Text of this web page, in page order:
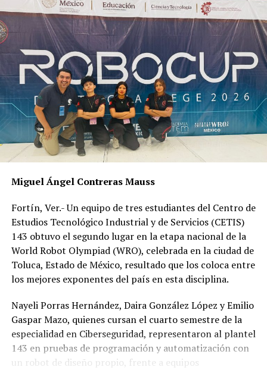
empáticos”.
Señaló que este tipo de acciones ayuda a generar
respeto entre la población hacia este sector ya que
lamentó que sigue habiendo casos de discriminación y
bullying.
“Nos da pie a visibilizarnos, a la información que
podemos otorgar durante este mes en temas como el
DESPUÉS
Crece consumo de luz por el Covid
ANTES
PAN va contra Cazarin por Caso Actopan
Miguel Ángel Contreras Mauss
Fortín, Ver.- Un equipo de tres estudiantes del Centro de
Estudios Tecnológico Industrial y de Servicios (CETIS)
143 obtuvo el segundo lugar en la etapa nacional de la
World Robot Olympiad (WRO), celebrada en la ciudad de
Toluca, Estado de México, resultado que los coloca entre
los mejores exponentes del país en esta disciplina.
Nayeli Porras Hernández, Daira González López y Emilio
Gaspar Mazo, quienes cursan el cuarto semestre de la
especialidad en Ciberseguridad, representaron al plantel
143 en pruebas de programación y automatización con
un robot de diseño propio, frente a equipos